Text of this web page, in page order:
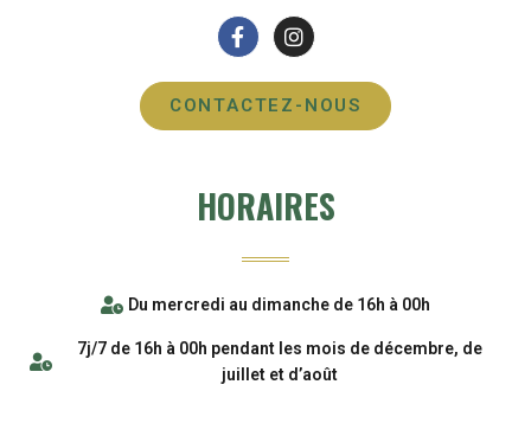
CONTACTEZ-NOUS
HORAIRES
Du mercredi au dimanche de 16h à 00h
7j/7 de 16h à 00h pendant les mois de décembre, de
juillet et d’août